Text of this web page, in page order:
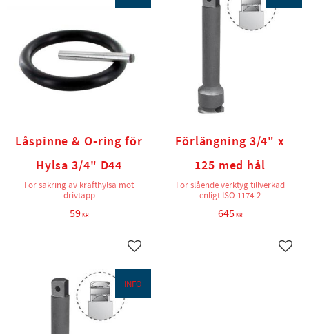
Låspinne & O-ring för
Hylsa 3/4" D44
För säkring av krafthylsa mot
drivtapp
59KR
Lägg till i favoriter
Förlängning 3/4" x
125 med hål
För slående verktyg tillverkad
enligt ISO 1174-2
645KR
INFO